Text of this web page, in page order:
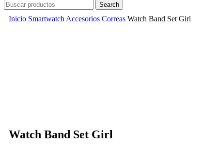
Search
Inicio Smartwatch Accesorios Correas Watch Band Set Girl
Watch Band Set Girl